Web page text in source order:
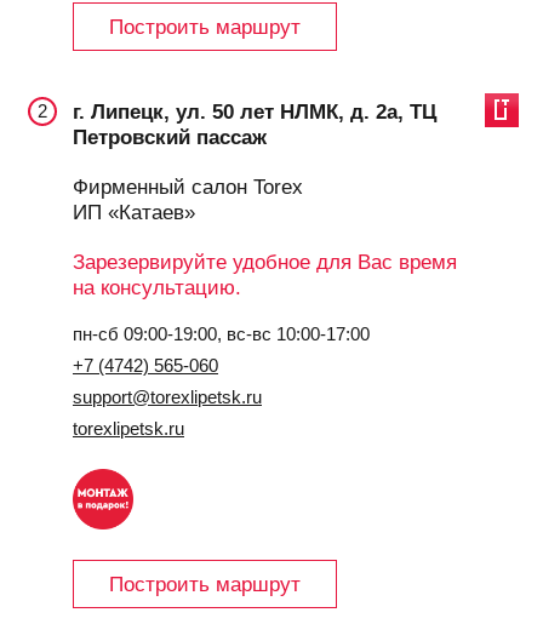
Построить маршрут
2
г. Липецк, ул. 50 лет НЛМК, д. 2а, ТЦ
Петровский пассаж
Фирменный салон Torex
ИП «Катаев»
Зарезервируйте удобное для Вас время
на консультацию.
пн-сб 09:00-19:00, вс-вс 10:00-17:00
+7 (4742) 565-060
support@torexlipetsk.ru
torexlipetsk.ru
Построить маршрут